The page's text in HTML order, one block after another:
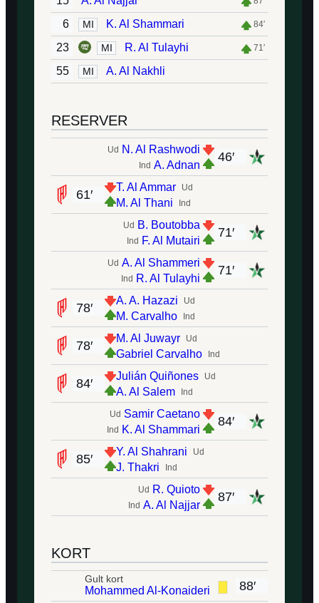
6 MI K. Al Shammari 84′
23 MI R. Al Tulayhi 71′
55 MI A. Al Nakhli
RESERVER
46′
Ud N. Al Rashwodi
Ind A. Adnan
Ud
T. Al Ammar
Ind
M. Al Thani
61′
71′
Ud B. Boutobba
Ind F. Al Mutairi
71′
Ud A. Al Shammeri
Ind R. Al Tulayhi
Ud
A. A. Hazazi
Ind
M. Carvalho
78′
Ud
M. Al Juwayr
Ind
Gabriel Carvalho
78′
Ud
Julián Quiñones
Ind
A. Al Salem
84′
84′
Ud Samir Caetano
Ind K. Al Shammari
Ud
Y. Al Shahrani
Ind
J. Thakri
85′
87′
Ud R. Quioto
Ind A. Al Najjar
KORT
88′
Gult kort
Mohammed Al-Konaideri